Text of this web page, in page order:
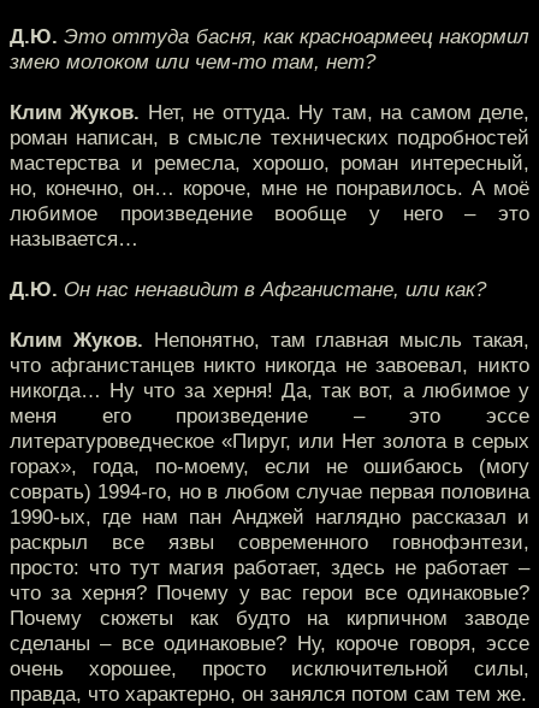
Д.Ю. Это оттуда басня, как красноармеец накормил
змею молоком или чем-то там, нет?
Клим Жуков. Нет, не оттуда. Ну там, на самом деле,
роман написан, в смысле технических подробностей
мастерства и ремесла, хорошо, роман интересный,
но, конечно, он… короче, мне не понравилось. А моё
любимое произведение вообще у него – это
называется…
Д.Ю. Он нас ненавидит в Афганистане, или как?
Клим Жуков. Непонятно, там главная мысль такая,
что афганистанцев никто никогда не завоевал, никто
никогда… Ну что за херня! Да, так вот, а любимое у
меня его произведение – это эссе
литературоведческое «Пируг, или Нет золота в серых
горах», года, по-моему, если не ошибаюсь (могу
соврать) 1994-го, но в любом случае первая половина
1990-ых, где нам пан Анджей наглядно рассказал и
раскрыл все язвы современного говнофэнтези,
просто: что тут магия работает, здесь не работает –
что за херня? Почему у вас герои все одинаковые?
Почему сюжеты как будто на кирпичном заводе
сделаны – все одинаковые? Ну, короче говоря, эссе
очень хорошее, просто исключительной силы,
правда, что характерно, он занялся потом сам тем же.